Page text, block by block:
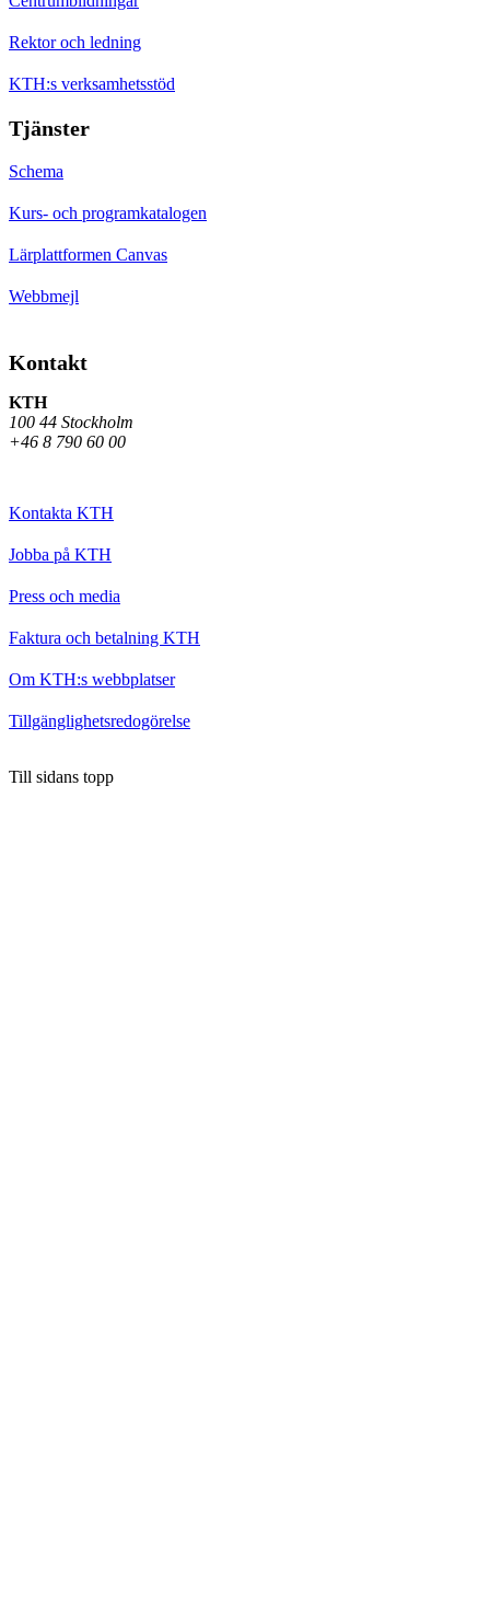
Rektor och ledning
KTH:s verksamhetsstöd
Tjänster
Schema
Kurs- och programkatalogen
Lärplattformen Canvas
Webbmejl
Kontakt
KTH
100 44 Stockholm
+46 8 790 60 00
Kontakta KTH
Jobba på KTH
Press och media
Faktura och betalning KTH
Om KTH:s webbplatser
Tillgänglighetsredogörelse
Till sidans topp